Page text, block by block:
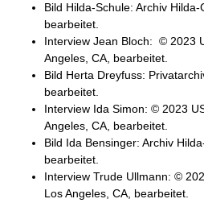
Bild Hilda-Schule: Archiv Hilda-
bearbeitet.
Interview Jean Bloch: © 2023
Angeles, CA, bearbeitet.
Bild Herta Dreyfuss:
bearbeitet.
Interview Ida Simon: © 2023
Angeles, CA, bearbeitet.
Bild Ida Bensinger: Archiv
bearbeitet.
Interview Trude Ullmann: ©
Los Angeles, CA, bearbeitet.